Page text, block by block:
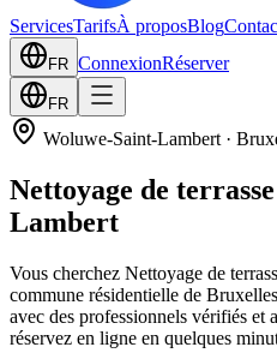
ServicesTarifsÀ proposBlog
FR ConnexionRéserver
FR
Woluwe-Saint-Lambert ·
Nettoyage de
Lambert
Vous cherchez Nettoyage de
commune résidentielle de
avec des professionnels vérifiés et
réservez en ligne en quelques